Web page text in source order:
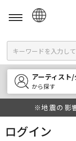
English
한국어
中文
アーティスト
から探す
※地震の影
ログイン